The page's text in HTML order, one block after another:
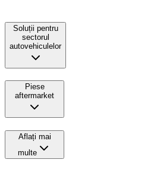
Soluții pentru
sectorul
autovehiculelor
Piese
aftermarket
Aflați mai
multe